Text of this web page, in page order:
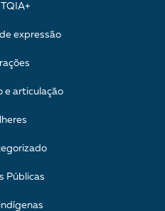
expressão
e articulação
Públicas